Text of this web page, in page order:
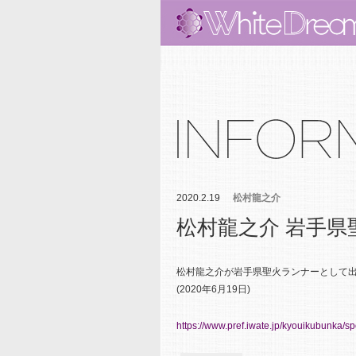
2020.2.19 松村龍之介
松村龍之介 岩手
松村龍之介が岩手県聖火ランナーとして
(2020年6月19日)
https://www.pref.iwate.jp/kyouikubunka/